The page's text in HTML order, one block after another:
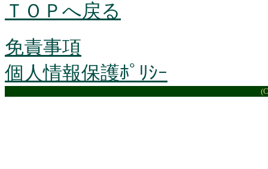
ＴＯＰへ戻る
免責事項
個人情報保護ﾎﾟﾘｼｰ